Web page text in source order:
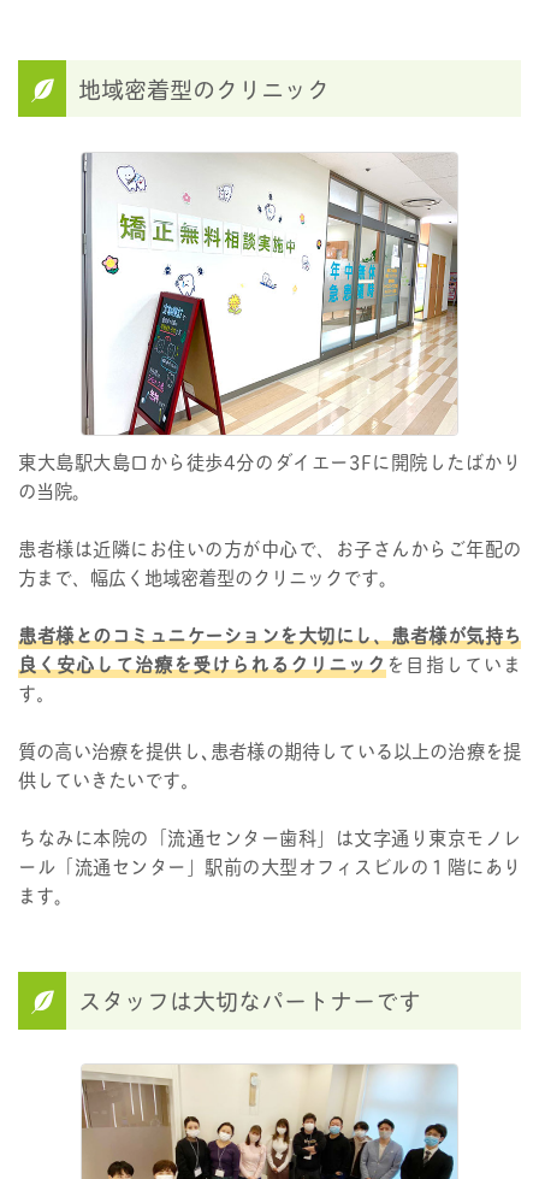
地域密着型のクリニック
東大島駅大島口から徒歩4分のダイエー3Fに開院したばかり
の当院｡
患者様は近隣にお住いの方が中心で、お子さんからご年配の
方まで、幅広く地域密着型のクリニックです｡
患者様とのコミュニケーションを大切にし、患者様が気持ち
良く安心して治療を受けられるクリニックを目指していま
す。
質の高い治療を提供し､患者様の期待している以上の治療を提
供していきたいです。
ちなみに本院の「流通センター歯科」は文字通り東京モノレ
ール「流通センター」駅前の大型オフィスビルの１階にあり
ます｡
スタッフは大切なパートナーです